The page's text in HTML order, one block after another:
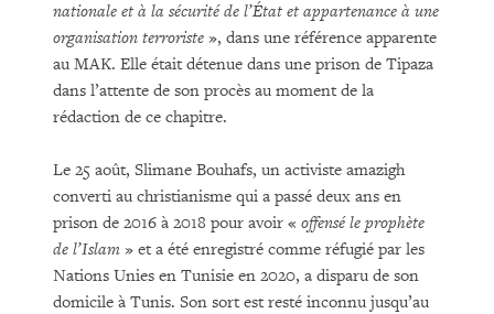
nationale et à la sécurité de l’État et appartenance à une
organisation terroriste », dans une référence apparente
au MAK. Elle était détenue dans une prison de Tipaza
dans l’attente de son procès au moment de la
rédaction de ce chapitre.
Le 25 août, Slimane Bouhafs, un activiste amazigh
converti au christianisme qui a passé deux ans en
prison de 2016 à 2018 pour avoir « offensé le prophète
de l’Islam » et a été enregistré comme réfugié par les
Nations Unies en Tunisie en 2020, a disparu de son
domicile à Tunis. Son sort est resté inconnu jusqu’au